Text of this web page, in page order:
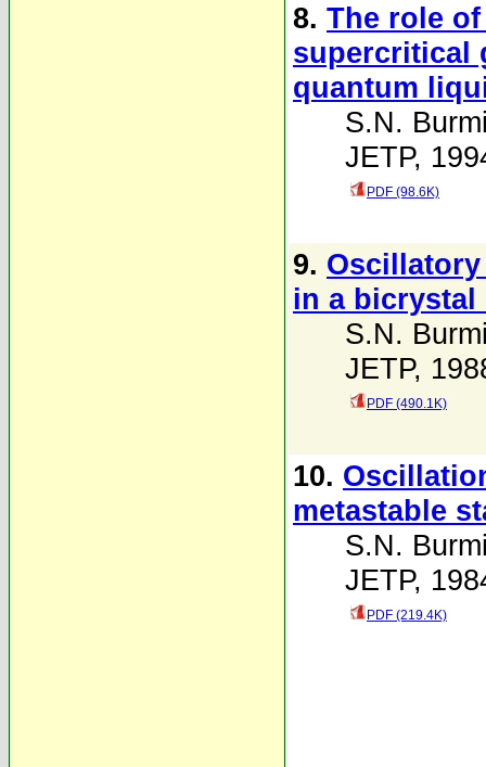
8. The role
supercritical
quantum
S.N.
JETP,
PDF (98.6K)
9.
in a bicrystal
S.N.
JETP,
PDF (490.1K)
10.
metastable
S.N.
JETP,
PDF (219.4K)